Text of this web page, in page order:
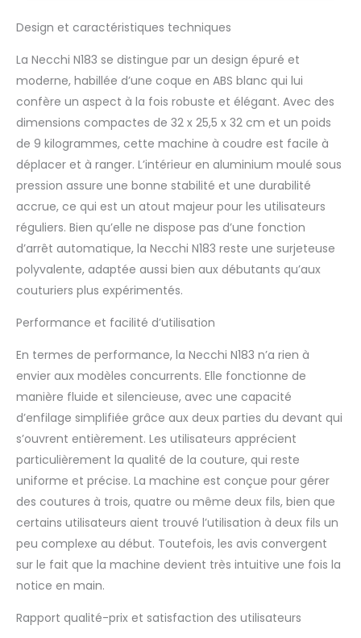
longueur du point de 1 à 5
mm. Réglage du transport
différentiel de 0,7 à 2 mm.
Réglage de la laresse de
coupe de 4 à 7 mm
Design et caractéristiques techniques
La Necchi N183 se distingue par un design épuré et
moderne, habillée d’une coque en ABS blanc qui lui
confère un aspect à la fois robuste et élégant. Avec des
dimensions compactes de 32 x 25,5 x 32 cm et un poids
de 9 kilogrammes, cette machine à coudre est facile à
déplacer et à ranger. L’intérieur en aluminium moulé sous
pression assure une bonne stabilité et une durabilité
accrue, ce qui est un atout majeur pour les utilisateurs
réguliers. Bien qu’elle ne dispose pas d’une fonction
d’arrêt automatique, la Necchi N183 reste une surjeteuse
polyvalente, adaptée aussi bien aux débutants qu’aux
couturiers plus expérimentés.
Performance et facilité d’utilisation
En termes de performance, la Necchi N183 n’a rien à
envier aux modèles concurrents. Elle fonctionne de
manière fluide et silencieuse, avec une capacité
d’enfilage simplifiée grâce aux deux parties du devant qui
s’ouvrent entièrement. Les utilisateurs apprécient
particulièrement la qualité de la couture, qui reste
uniforme et précise. La machine est conçue pour gérer
des coutures à trois, quatre ou même deux fils, bien que
certains utilisateurs aient trouvé l’utilisation à deux fils un
peu complexe au début. Toutefois, les avis convergent
sur le fait que la machine devient très intuitive une fois la
notice en main.
Rapport qualité-prix et satisfaction des utilisateurs